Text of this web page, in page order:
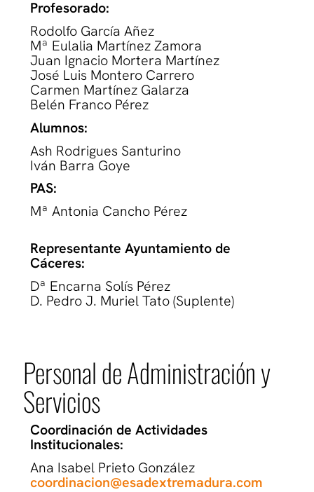
Profesorado:
Rodolfo García Añez
Mª Eulalia Martínez Zamora
Juan Ignacio Mortera Martínez
José Luis Montero Carrero
Carmen Martínez Galarza
Belén Franco Pérez
Alumnos:
Ash Rodrigues Santurino
Iván Barra Goye
PAS:
Mª Antonia Cancho Pérez
Representante Ayuntamiento de
Cáceres:
Dª Encarna Solís Pérez
D. Pedro J. Muriel Tato (Suplente)
Personal de Administración y
Servicios
Coordinación de Actividades
Institucionales:
Ana Isabel Prieto González
coordinacion@esadextremadura.com